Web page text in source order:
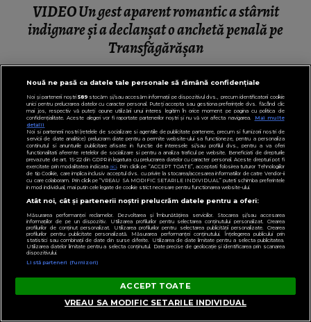
VIDEO Un gest aparent romantic a stârnit
indignare și a declanșat o anchetă penală pe
Transfăgărășan
PENTRU TINE
Nouă ne pasă ca datele tale personale să rămână confidențiale
Noi și partenerii noștri589stocăm și/sau accesăm informații pe dispozitivul dvs., precum identificatorii cookie
unici pentru prelucrarea datelor cu caracter personal. Puteți accepta sau gestiona preferințele dvs. făcând clic
mai jos, respectiv vă puteți opune utilizării unui interes legitim în orice moment pe pagina cu politica de
confidențialitate. Aceste alegeri vor fi raportate partenerilor noștri și nu vă vor afecta navigarea.
Mai multe
detalii
Noi si partenerii nostri (retelele de socializare si agentiile de publicitate partenere, precum si furnizorii nostri de
servicii de date analitice) prelucram date pentru a permite website-ului sa functioneze, pentru a personaliza
continutul si anunturile publicitare afisate in functie de interesele si/sau profilul dvs., pentru a va oferi
functionalitati aferente retelelor de socializare si pentru a analiza traficul pe website. Beneficiati de drepturile
prevazute de art. 15-22 din GDPR in legatura cu prelucrarea datelor cu caracter personal. Aceste drepturi pot fi
exercitate prin modalitatea indicataaici. Prin click pe “ACCEPT TOATE”, acceptati folosirea tuturor Tehnologiilor
de tip Cookie, care implica inclusiv acceptul dvs. cu privire la stocarea/accesarea informatiilor de catre Vendor-ii
cu care colaboram. Prin click pe “VREAU SA MODIFIC SETARILE INDIVIDUAL” puteti schimba preferintele
in mod individual, mai putin cele legate de cookie strict necesare pentru functionarea website-ului.
Atât noi, cât și partenerii noștri prelucrăm datele pentru a oferi:
Măsurarea performanței reclamelor. Dezvoltarea și îmbunătățirea serviciilor. Stocarea și/sau accesarea
informațiilor de pe un dispozitiv. Utilizarea profilurilor pentru selectarea conținutului personalizat. Crearea
profilurilor de conținut personalizat. Utilizarea profilurilor pentru selectarea publicității personalizate. Crearea
profilurilor pentru publicitate personalizată. Măsurarea performanței conținutului. Înțelegerea publicului prin
statistici sau combinații de date din surse diferite. Utilizarea de date limitate pentru a selecta publicitatea.
Utilizarea datelor limitate pentru a selecta conținutul. Date precise de geolocație și identificarea prin scanarea
dispozitivului.
Listă parteneri (furnizori)
ACCEPT TOATE
VREAU SA MODIFIC SETARILE INDIVIDUAL